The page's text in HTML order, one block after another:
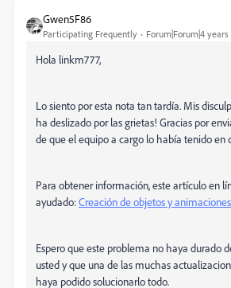
Gwen5F86
Participating Frequently Forum|Forum|4 years
Hola linkm777,
Lo siento por esta nota tan tardía. Mis
ha deslizado por las grietas! Gracias por
de que el equipo a cargo lo había tenido en
Para obtener información, este artículo en
ayudado:Creación de objetos y
Espero que este problema no haya durado
usted y que una de las muchas
haya podido solucionarlo todo.